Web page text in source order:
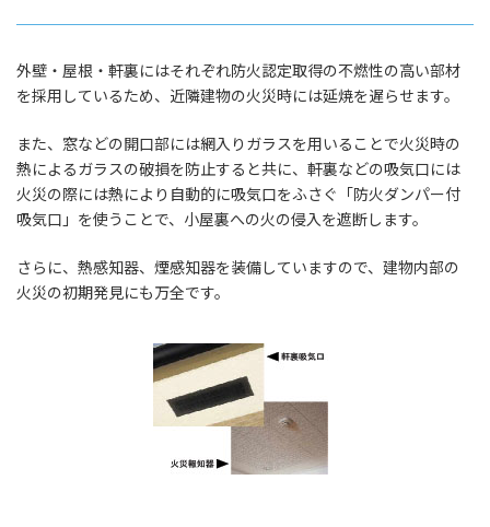
外壁・屋根・軒裏にはそれぞれ防火認定取得の不燃性の高い部材
を採用しているため、近隣建物の火災時には延焼を遅らせます。
また、窓などの開口部には網入りガラスを用いることで火災時の
熱によるガラスの破損を防止すると共に、軒裏などの吸気口には
火災の際には熱により自動的に吸気口をふさぐ「防火ダンパー付
吸気口」を使うことで、小屋裏への火の侵入を遮断します。
さらに、熱感知器、煙感知器を装備していますので、建物内部の
火災の初期発見にも万全です。